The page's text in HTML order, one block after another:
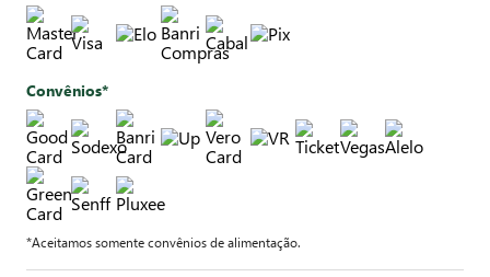
Convênios*
*Aceitamos somente convênios de alimentação.